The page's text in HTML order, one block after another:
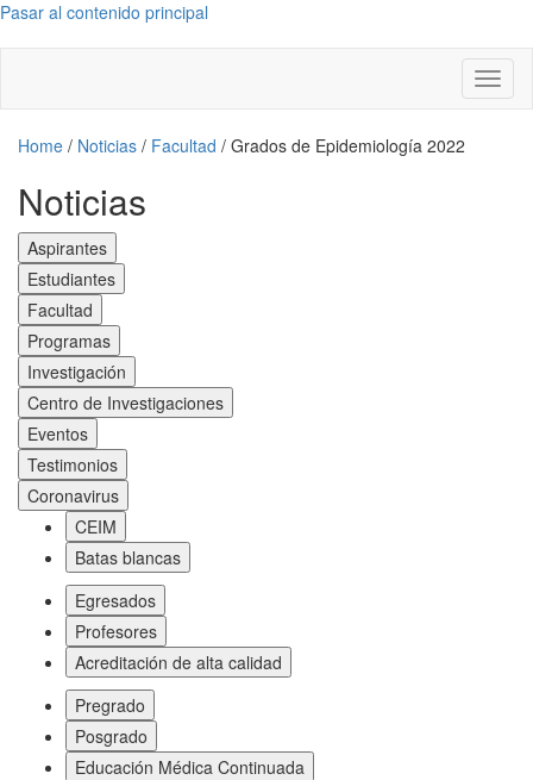
Pasar al contenido principal
Home / Noticias / Facultad / Grados de Epidemiología 2022
Noticias
Aspirantes
Estudiantes
Facultad
Programas
Investigación
Centro de Investigaciones
Eventos
Testimonios
Coronavirus
CEIM
Batas blancas
Egresados
Profesores
Acreditación de alta calidad
Pregrado
Posgrado
Educación Médica Continuada